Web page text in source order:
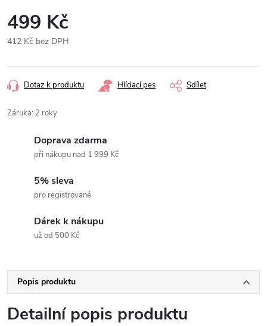
499 Kč
412 Kč bez DPH
cena:
Dotaz k produktu Hlídací pes Sdílet
Záruka: 2 roky
Doprava zdarma
při nákupu nad 1 999 Kč
5% sleva
pro registrované
Dárek k nákupu
už od 500 Kč
Popis produktu
Detailní popis produktu